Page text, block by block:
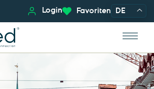
Login Favoriten DE